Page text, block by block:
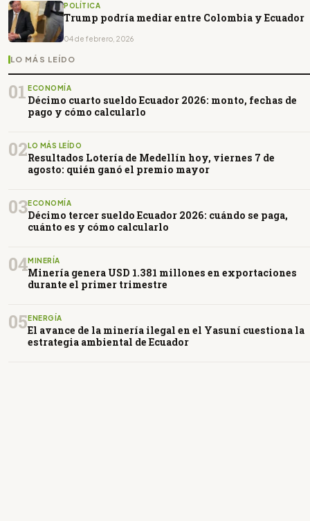
POLÍTICA
Trump podría mediar entre Colombia y Ecuador
04 de febrero, 2026
LO MÁS LEÍDO
01 ECONOMÍA
Décimo cuarto sueldo Ecuador 2026: monto, fechas de
pago y cómo calcularlo
02LO MÁS LEÍDO
Resultados Lotería de Medellín hoy, viernes 7 de
agosto: quién ganó el premio mayor
03ECONOMÍA
Décimo tercer sueldo Ecuador 2026: cuándo se paga,
cuánto es y cómo calcularlo
04MINERÍA
Minería genera USD 1.381 millones en exportaciones
durante el primer trimestre
05ENERGÍA
El avance de la minería ilegal en el Yasuní cuestiona la
estrategia ambiental de Ecuador